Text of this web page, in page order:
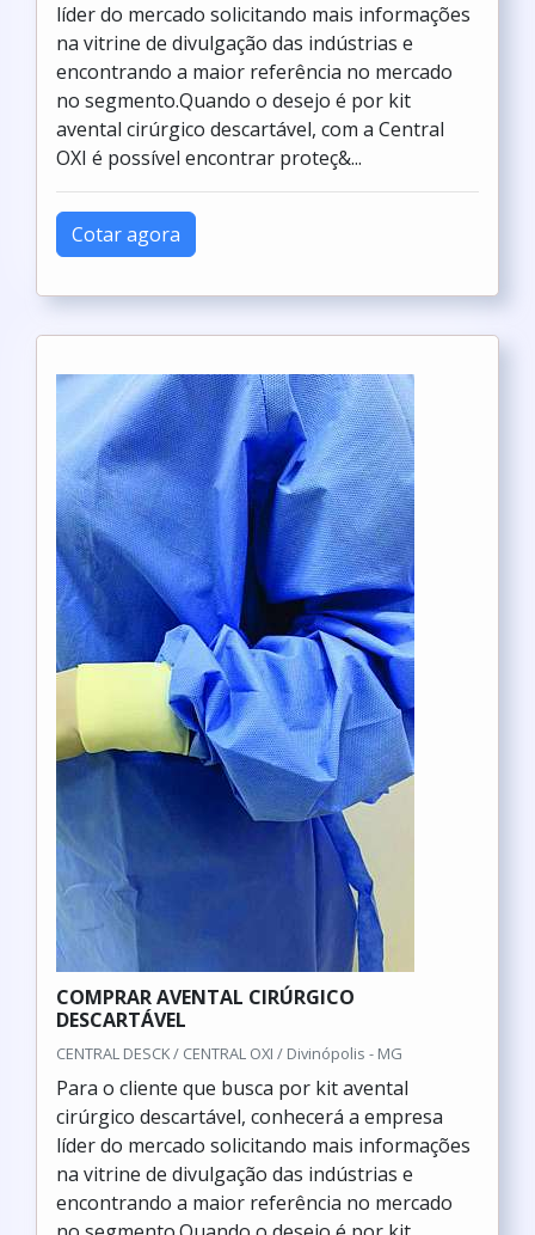
líder do mercado solicitando mais informações
na vitrine de divulgação das indústrias e
encontrando a maior referência no mercado
no segmento.Quando o desejo é por kit
avental cirúrgico descartável, com a Central
OXI é possível encontrar proteç&...
Cotar agora
COMPRAR AVENTAL CIRÚRGICO
DESCARTÁVEL
CENTRAL DESCK / CENTRAL OXI / Divinópolis - MG
Para o cliente que busca por kit avental
cirúrgico descartável, conhecerá a empresa
líder do mercado solicitando mais informações
na vitrine de divulgação das indústrias e
encontrando a maior referência no mercado